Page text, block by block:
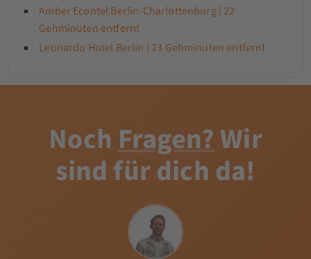
Amber Econtel Berlin-Charlottenburg | 22
Gehminuten entfernt
Leonardo Hotel Berlin | 23 Gehminuten entfernt
NochFragen?Wir
sind für dich da!